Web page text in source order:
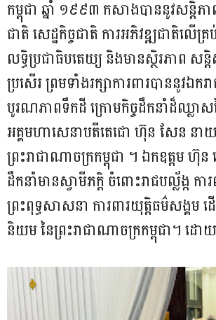
កម្ពុជា ឆ្នាំ ១៩៩៣ កសាងបាននូវសន្តិភ
ជាតិ សេដ្ឋកិច្ចជាតិ ការអភិវឌ្ឍជាតិលើគ្
លទ្ធិប្រជាធិបតេយ្យ និងមានស្ថិរភាព សន្
ប្រសើរ ព្រមទាំងរក្សាការពារបាននូវឯករ
បូរណភាពទឹកដី ក្រោមកិច្ចដឹកនាំដ៏ឈ្លាស
អគ្គមហាសេនាបតីតេជោ ហ៊ុន សែន នាយក
ព្រះរាជាណាចក្រកម្ពុជា ។ ឯកឧត្តម ហ៊ុន
ដឹកនាំមានស្វាមីភក្តិ ចំពោះរាជបល្ល័ង្ក កា
ព្រះពុទ្ធសាសនា ការពារយុត្តិធម៌សង្គម ដើ
និយម នៃព្រះរាជាណាចក្រកម្ពុជា។ ដោ